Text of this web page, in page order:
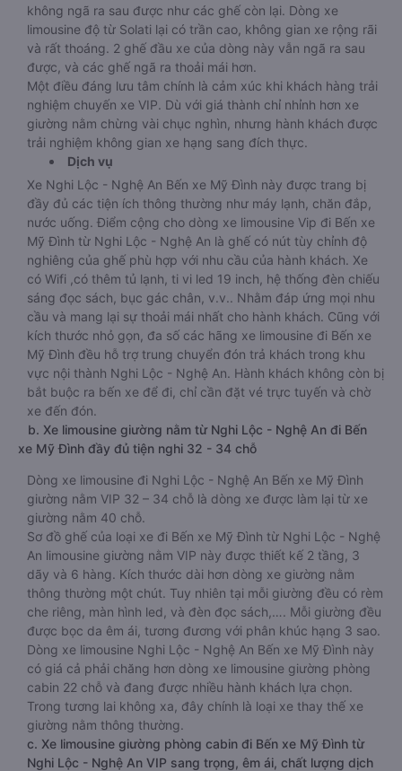
không ngã ra sau được như các ghế còn lại. Dòng xe
limousine độ từ Solati lại có trần cao, không gian xe rộng rãi
và rất thoáng. 2 ghế đầu xe của dòng này vẫn ngã ra sau
được, và các ghế ngã ra thoải mái hơn.
Một điều đáng lưu tâm chính là cảm xúc khi khách hàng trải
nghiệm chuyến xe VIP. Dù với giá thành chỉ nhỉnh hơn xe
giường nằm chừng vài chục nghìn, nhưng hành khách được
trải nghiệm không gian xe hạng sang đích thực.
Dịch vụ
Xe Nghi Lộc - Nghệ An Bến xe Mỹ Đình này được trang bị
đầy đủ các tiện ích thông thường như máy lạnh, chăn đắp,
nước uống. Điểm cộng cho dòng xe limousine Vip đi Bến xe
Mỹ Đình từ Nghi Lộc - Nghệ An là ghế có nút tùy chỉnh độ
nghiêng của ghế phù hợp với nhu cầu của hành khách. Xe
có Wifi ,có thêm tủ lạnh, ti vi led 19 inch, hệ thống đèn chiếu
sáng đọc sách, bục gác chân, v.v.. Nhằm đáp ứng mọi nhu
cầu và mang lại sự thoải mái nhất cho hành khách. Cũng với
kích thước nhỏ gọn, đa số các hãng xe limousine đi Bến xe
Mỹ Đình đều hỗ trợ trung chuyển đón trả khách trong khu
vực nội thành Nghi Lộc - Nghệ An. Hành khách không còn bị
bắt buộc ra bến xe để đi, chỉ cần đặt vé trực tuyến và chờ
xe đến đón.
b. Xe limousine giường nằm từ Nghi Lộc - Nghệ An đi Bến
xe Mỹ Đình đầy đủ tiện nghi 32 - 34 chỗ
Dòng xe limousine đi Nghi Lộc - Nghệ An Bến xe Mỹ Đình
giường nằm VIP 32 – 34 chỗ là dòng xe được làm lại từ xe
giường nằm 40 chỗ.
Sơ đồ ghế của loại xe đi Bến xe Mỹ Đình từ Nghi Lộc - Nghệ
An limousine giường nằm VIP này được thiết kế 2 tầng, 3
dãy và 6 hàng. Kích thước dài hơn dòng xe giường nằm
thông thường một chút. Tuy nhiên tại mỗi giường đều có rèm
che riêng, màn hình led, và đèn đọc sách,…. Mỗi giường đều
được bọc da êm ái, tương đương với phân khúc hạng 3 sao.
Dòng xe limousine Nghi Lộc - Nghệ An Bến xe Mỹ Đình này
có giá cả phải chăng hơn dòng xe limousine giường phòng
cabin 22 chỗ và đang được nhiều hành khách lựa chọn.
Trong tương lai không xa, đây chính là loại xe thay thế xe
giường nằm thông thường.
c. Xe limousine giường phòng cabin đi Bến xe Mỹ Đình từ
Nghi Lộc - Nghệ An VIP sang trọng, êm ái, chất lượng dịch